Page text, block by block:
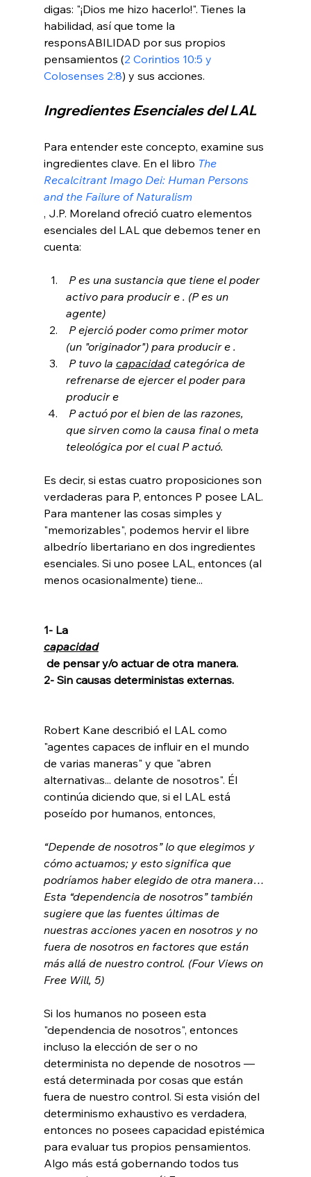
digas: "¡Dios me hizo hacerlo!". Tienes la
habilidad, así que tome la
responsABILIDAD por sus propios
pensamientos (2 Corintios 10:5 y
Colosenses 2:8
Ingredientes Esenciales del LAL
Para entender este concepto, examine sus
ingredientes clave. En el libro The
Recalcitrant Imago Dei: Human Persons
and the Failure of Naturalism
, J.P. Moreland ofreció cuatro elementos
esenciales del LAL que debemos tener en
activo para producir e . (P es un
agente)
(un "originador") para producir e .
P tuvo la capacidad categórica de
refrenarse de ejercer el poder para
producir e
que sirven como la causa final o meta
teleológica por el cual P actuó.
Es decir, si estas cuatro proposiciones son
verdaderas para P, entonces P posee LAL.
Para mantener las cosas simples y
"memorizables", podemos hervir el libre
albedrío libertariano en dos ingredientes
esenciales. Si uno posee LAL, entonces (al
menos ocasionalmente) tiene...
1- La
capacidad
de pensar y/o actuar de otra manera.
2- Sin causas deterministas externas.
Robert Kane describió el LAL como
"agentes capaces de influir en el mundo
de varias maneras" y que "abren
alternativas... delante de nosotros". Él
continúa diciendo que, si el LAL está
“Depende de nosotros” lo que elegimos y
cómo actuamos; y esto significa que
podríamos haber elegido de otra manera…
Esta “dependencia de nosotros” también
sugiere que las fuentes últimas de
nuestras acciones yacen en nosotros y no
fuera de nosotros en factores que están
más allá de nuestro control. (Four Views on
Free Will, 5)
Si los humanos no poseen esta
"dependencia de nosotros", entonces
incluso la elección de ser o no
determinista no depende de nosotros —
está determinada por cosas que están
fuera de nuestro control. Si esta visión del
determinismo exhaustivo es verdadera,
entonces no posees capacidad epistémica
para evaluar tus propios pensamientos.
Algo más está gobernando todos tus